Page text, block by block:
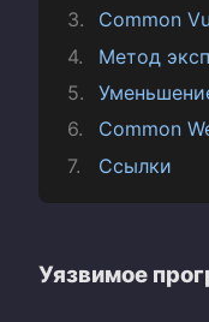
Common
Метод
Common
Ссылки
Уязвимое